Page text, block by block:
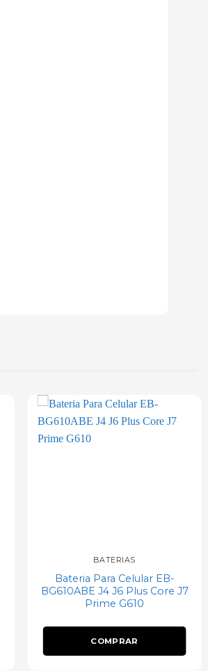
BATERIAS
Bateria Para Celular EB-
BG610ABE J4 J6 Plus Core J7
Prime G610
COMPRAR